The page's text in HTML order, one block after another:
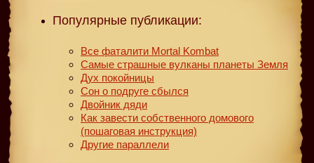
Популярные публикации:
Все фаталити Mortal Kombat
Самые страшные вулканы планеты Земля
Дух покойницы
Сон о подруге сбылся
Двойник дяди
Как завести собственного домового
(пошаговая инструкция)
Другие параллели